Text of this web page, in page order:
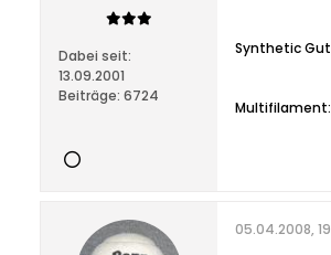
Dabei seit:
13.09.2001
Beiträge: 6724
Synthetic
Multifilament:
05.04.2008,